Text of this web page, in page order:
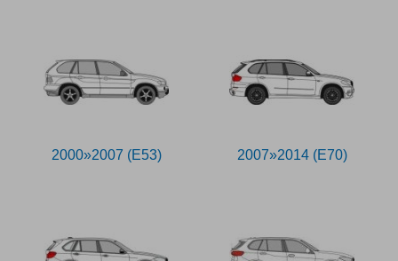
2000»2007 (E53) 2007»2014 (E70)